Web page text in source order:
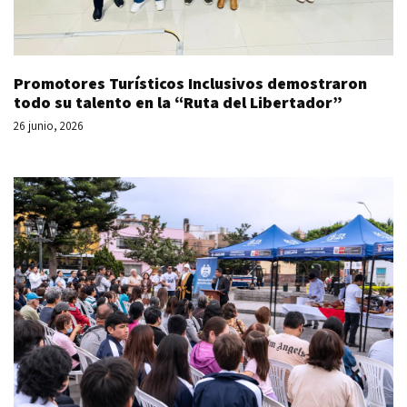
Promotores Turísticos Inclusivos demostraron
todo su talento en la “Ruta del Libertador”
26 junio, 2026